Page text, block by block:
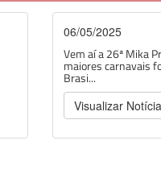
06/05/2025
Vem aí a 26ª Mika
maiores carnavais
Brasi...
Visualizar Notícia